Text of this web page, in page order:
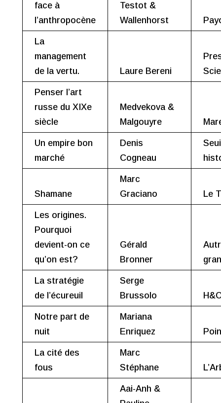
face à
l’anthropocène
Testot &
Wallenhorst
La
management
de la vertu.
Laure Bereni
Penser l’art
russe du XIXe
siècle
Medvekova &
Malgouyre
Un empire bon
marché
Denis
Cogneau
Shamane
Marc
Graciano
Le
Les origines.
Pourquoi
devient-on ce
qu’on est?
Gérald
Bronner
La stratégie
de l’écureuil
Serge
Brussolo
Notre part de
nuit
Mariana
Enriquez
La cité des
fous
Marc
Stéphane
Aai-Anh &